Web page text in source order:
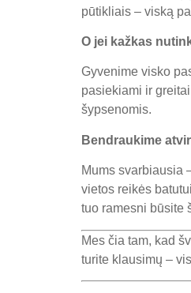
pūtikliais – viską
O jei kažkas
Gyvenime visko
pasiekiami ir
šypsenomis.
Bendraukime
Mums svarbiausia
vietos reikės
tuo ramesni būsite
Mes čia tam, kad
turite klausimų –